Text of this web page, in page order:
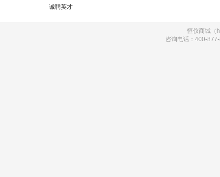
诚聘英才
恒仪商城（
咨询电话：400-